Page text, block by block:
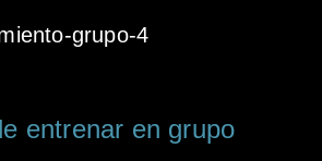
entrenar en grupo